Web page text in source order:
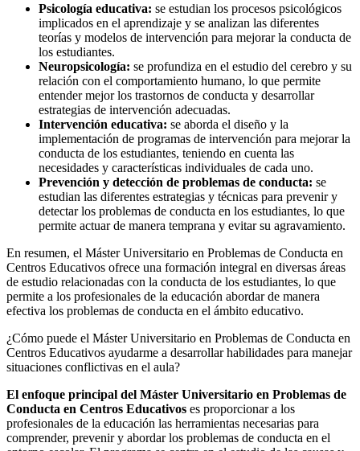
Psicología educativa: se estudian los procesos psicológicos
implicados en el aprendizaje y se analizan las diferentes
teorías y modelos de intervención para mejorar la conducta de
los estudiantes.
Neuropsicología: se profundiza en el estudio del cerebro y su
relación con el comportamiento humano, lo que permite
entender mejor los trastornos de conducta y desarrollar
estrategias de intervención adecuadas.
Intervención educativa: se aborda el diseño y la
implementación de programas de intervención para mejorar la
conducta de los estudiantes, teniendo en cuenta las
necesidades y características individuales de cada uno.
Prevención y detección de problemas de conducta: se
estudian las diferentes estrategias y técnicas para prevenir y
detectar los problemas de conducta en los estudiantes, lo que
permite actuar de manera temprana y evitar su agravamiento.
En resumen, el Máster Universitario en Problemas de Conducta en
Centros Educativos ofrece una formación integral en diversas áreas
de estudio relacionadas con la conducta de los estudiantes, lo que
permite a los profesionales de la educación abordar de manera
efectiva los problemas de conducta en el ámbito educativo.
¿Cómo puede el Máster Universitario en Problemas de Conducta en
Centros Educativos ayudarme a desarrollar habilidades para manejar
situaciones conflictivas en el aula?
El enfoque principal del Máster Universitario en Problemas de
Conducta en Centros Educativos es proporcionar a los
profesionales de la educación las herramientas necesarias para
comprender, prevenir y abordar los problemas de conducta en el